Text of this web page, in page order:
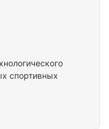
спортивных